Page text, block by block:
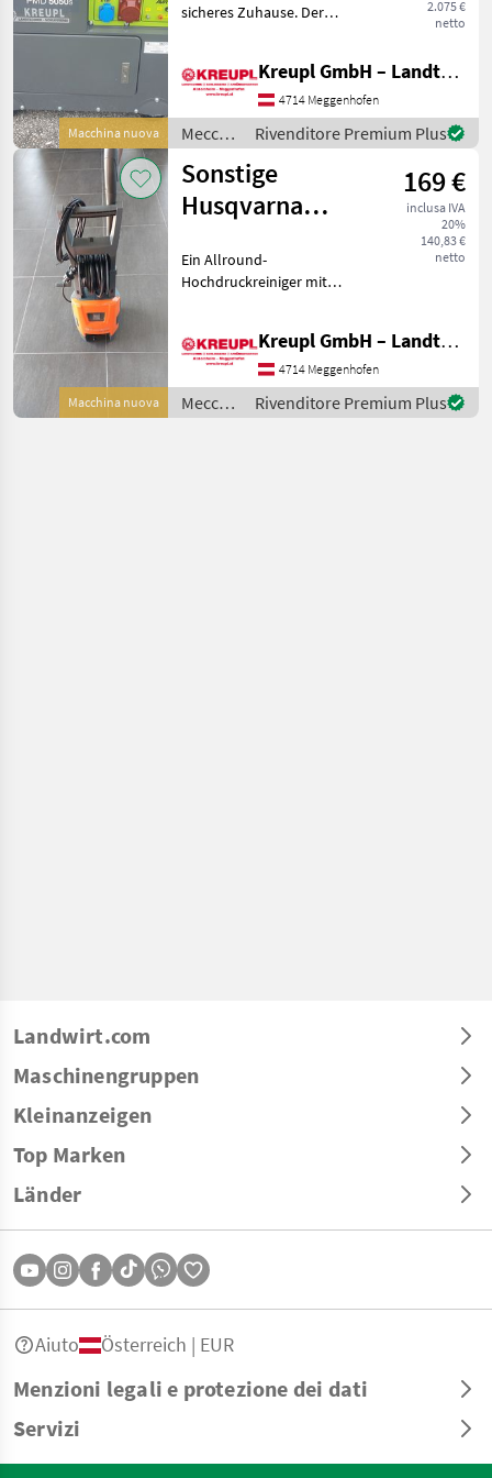
Macchina nuova
2.075 €
netto
sicheres Zuhause. Der
Elektrostarter
gewährleistet Komfort und
niedrige Betriebskosten.
Durch seine robus
Kreupl GmbH – Landtechnik – Schlosserei – Anhänger
4714 Meggenhofen
Meccanizzazione
interna
/
Sonstige
Rivenditore Premium Plus
Macchina nuova
Sonstige
Husqvarna
PW 235 AKTION
169 €
inclusa IVA
20%
140,83 €
netto
Ein Allround-
Hochdruckreiniger mit
Reinigungsaufgaben wie
Terrassen, Gartenmöbel,
Zäune und Steinsetzungen.
Zwei Drehfunktionen
Kreupl GmbH – Landtechnik – Schlosserei – Anhänger
4714 Meggenhofen
Meccanizzazione
interna
Rivenditore Premium Plus
Landwirt.com
Maschinengruppen
Kleinanzeigen
Top Marken
Länder
Menzioni legali e protezione dei dati
Servizi
Aiuto Österreich | EUR